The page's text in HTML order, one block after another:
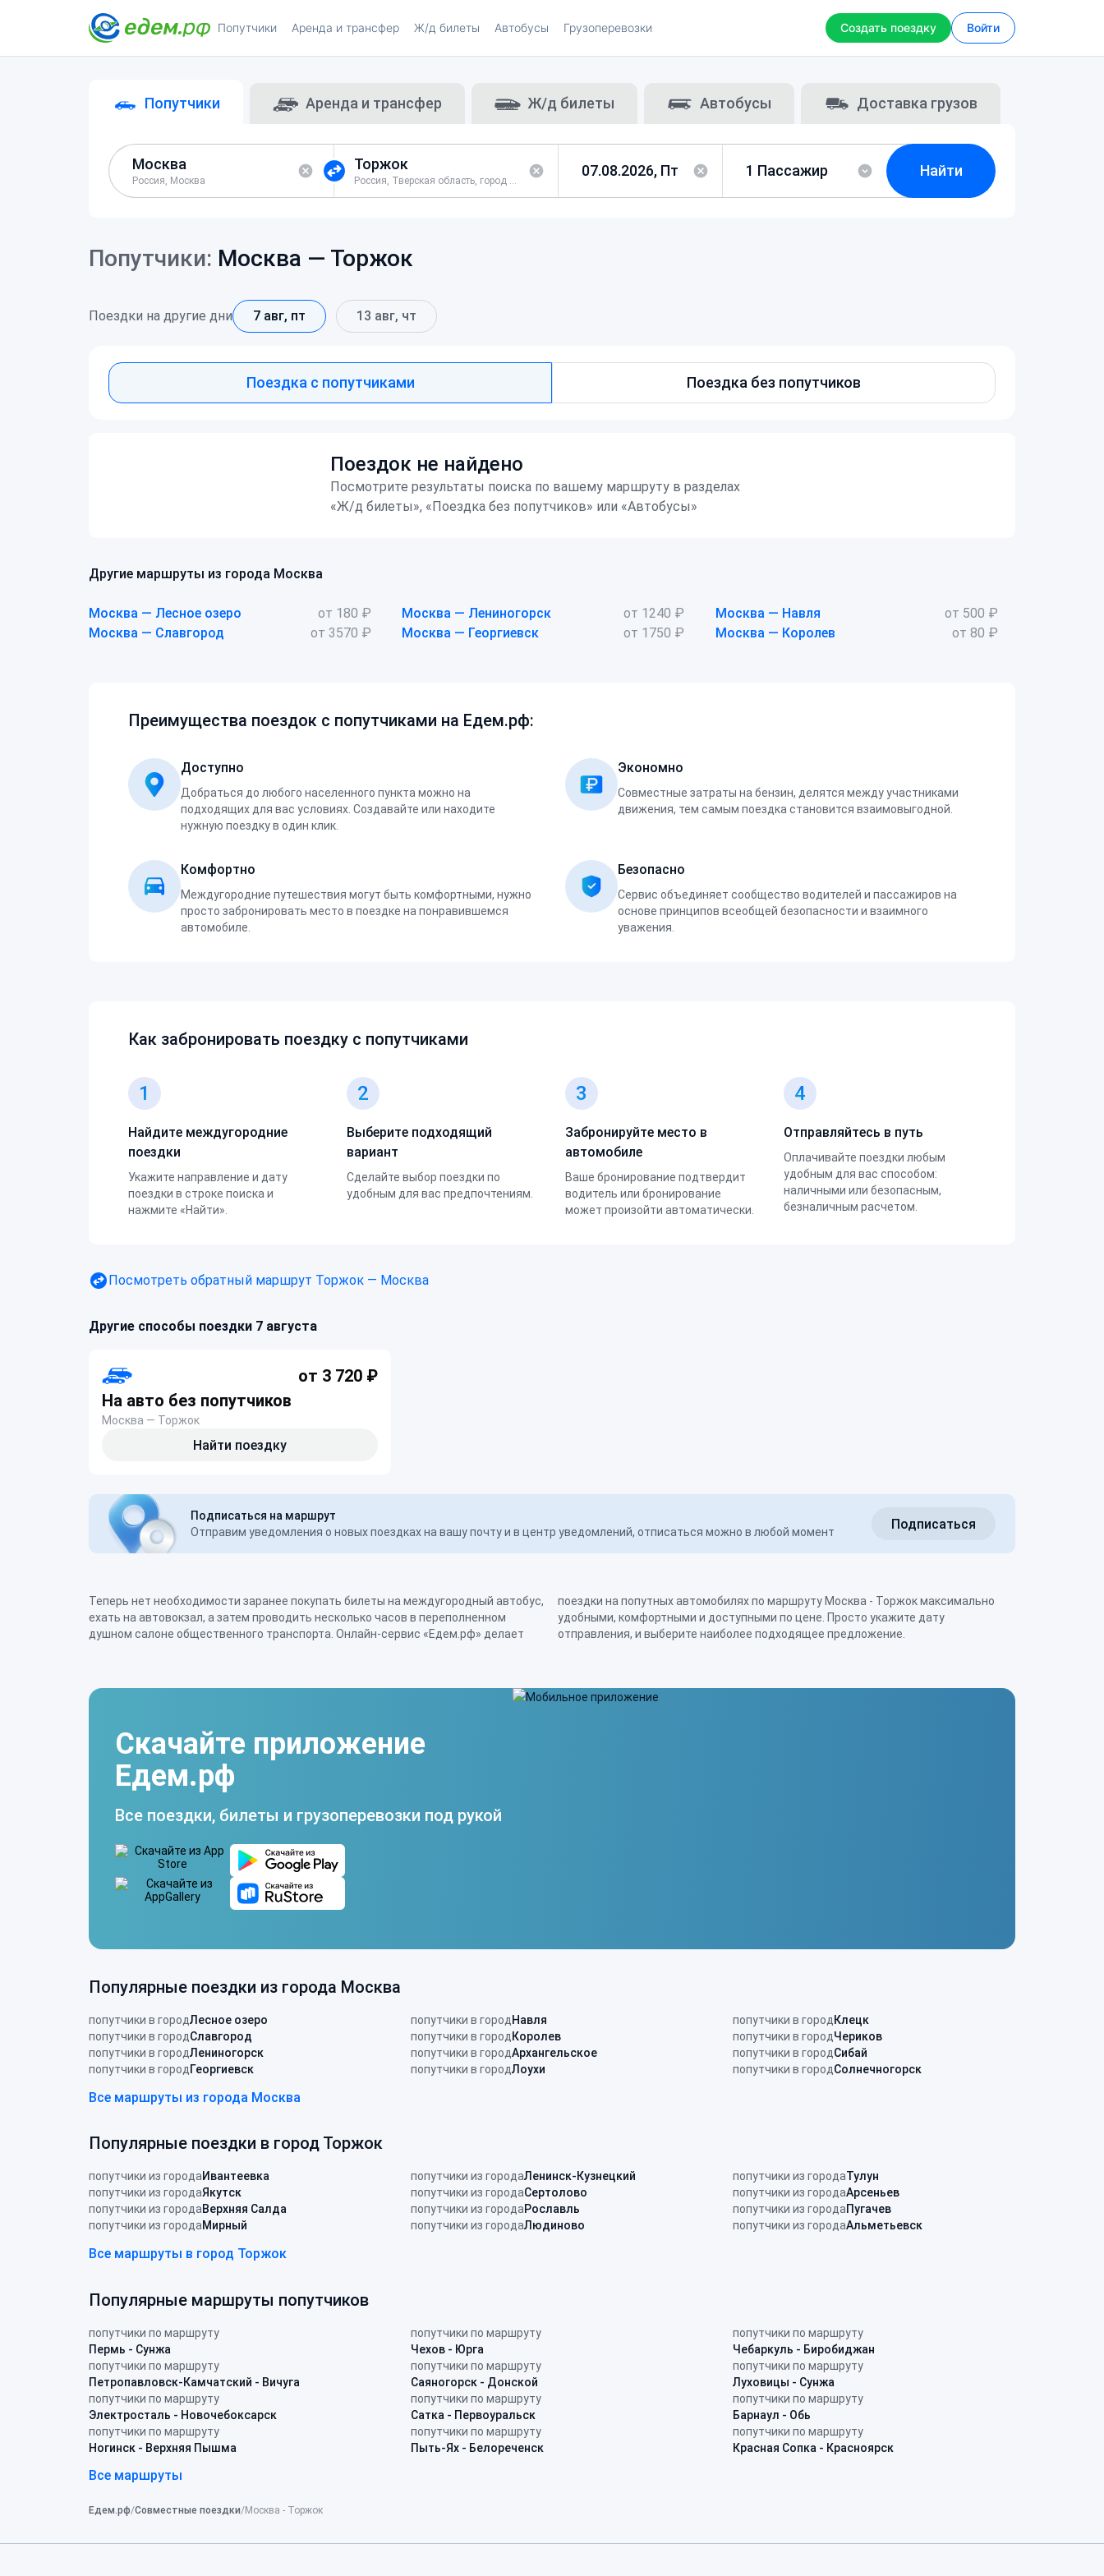
Попутчики Аренда и трансфер Ж/д билеты Автобусы Грузоперевозки Создать поездку Войти
Попутчики Аренда и трансфер Ж/д билеты Автобусы Доставка грузов
Россия, Москва Россия, Тверская область, город Торжок
Найти
Попутчики: Москва — Торжок
Поездки на другие дни 7 авг, пт 13 авг, чт
Поездка с попутчиками Поездка без попутчиков
Поездок не найдено
Посмотрите результаты поиска по вашему маршруту в разделах
«Ж/д билеты», «Поездка без попутчиков» или «Автобусы»
Другие маршруты из города Москва
Москва — Лесное озеро
от 180 ₽
Москва — Славгород
от 3570 ₽
Москва — Лениногорск
от 1240 ₽
Москва — Георгиевск
от 1750 ₽
Москва — Навля
от 500 ₽
Москва — Королев
от 80 ₽
Преимущества поездок с попутчиками на Едем.рф:
Доступно
Добраться до любого населенного пункта можно на
подходящих для вас условиях. Создавайте или находите
нужную поездку в один клик.
Экономно
Совместные затраты на бензин, делятся между участниками
движения, тем самым поездка становится взаимовыгодной.
Комфортно
Междугородние путешествия могут быть комфортными, нужно
просто забронировать место в поездке на понравившемся
автомобиле.
Безопасно
Сервис объединяет сообщество водителей и пассажиров на
основе принципов всеобщей безопасности и взаимного
уважения.
Как забронировать поездку с попутчиками
1
Найдите междугородние
поездки
Укажите направление и дату
поездки в строке поиска и
нажмите «Найти».
2
Выберите подходящий
вариант
Сделайте выбор поездки по
удобным для вас предпочтениям.
3
Забронируйте место в
автомобиле
Ваше бронирование подтвердит
водитель или бронирование
может произойти автоматически.
4
Отправляйтесь в путь
Оплачивайте поездки любым
удобным для вас способом:
наличными или безопасным,
безналичным расчетом.
Посмотреть обратный маршрут Торжок — Москва
Другие способы поездки 7 августа
На авто без попутчиков
Москва — Торжок
от 3 720 ₽
Найти поездку
Подписаться на маршрут
Отправим уведомления о новых поездках на вашу почту и в центр уведомлений, отписаться можно в любой момент
Подписаться
Теперь нет необходимости заранее покупать билеты на междугородный автобус,
ехать на автовокзал, а затем проводить несколько часов в переполненном
душном салоне общественного транспорта. Онлайн-сервис «Едем.рф» делает
поездки на попутных автомобилях по маршруту Москва - Торжок максимально
удобными, комфортными и доступными по цене. Просто укажите дату
отправления, и выберите наиболее подходящее предложение.
Скачайте приложение
Едем.рф
Все поездки, билеты и грузоперевозки под рукой
Популярные поездки из города Москва
попутчики в городЛесное озеро
попутчики в городСлавгород
попутчики в городЛениногорск
попутчики в город Георгиевск
попутчики в город Навля
попутчики в город Королев
попутчики в городАрхангельское
попутчики в городЛоухи
попутчики в город Клецк
попутчики в городЧериков
попутчики в городСибай
попутчики в городСолнечногорск
Все маршруты из города Москва
Популярные поездки в город Торжок
попутчики из городаИвантеевка
попутчики из городаЯкутск
попутчики из городаВерхняя Салда
попутчики из городаМирный
попутчики из городаЛенинск-Кузнецкий
попутчики из городаСертолово
попутчики из городаРославль
попутчики из городаЛюдиново
попутчики из городаТулун
попутчики из городаАрсеньев
попутчики из городаПугачев
попутчики из городаАльметьевск
Все маршруты в город Торжок
Популярные маршруты попутчиков
попутчики по маршруту
Пермь - Сунжа
попутчики по маршруту
Петропавловск-Камчатский - Вичуга
попутчики по маршруту
Электросталь - Новочебоксарск
попутчики по маршруту
Ногинск - Верхняя Пышма
попутчики по маршруту
Чехов - Юрга
попутчики по маршруту
Саяногорск - Донской
попутчики по маршруту
Сатка - Первоуральск
попутчики по маршруту
Пыть-Ях - Белореченск
попутчики по маршруту
Чебаркуль - Биробиджан
попутчики по маршруту
Луховицы - Сунжа
попутчики по маршруту
Барнаул - Обь
попутчики по маршруту
Красная Сопка - Красноярск
Все маршруты
Едем.рф Совместные поездки Москва - Торжок